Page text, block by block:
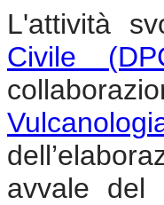
L'attività
Civile
avvale del